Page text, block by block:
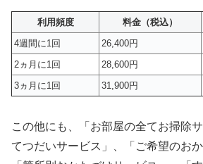
利用頻度 料金（税込）
4週間に1回
26,400円
2ヵ月に1回
28,600円
3ヵ月に1回
31,900円
この他にも、「お部屋の全てお掃除
てつだいサービス」、「ご希望のお